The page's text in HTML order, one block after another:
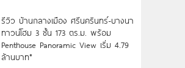
รีวิว บ้านกลางเมือง ศรีนครินทร์-บางนา
ทาวน์โฮม 3 ชั้น 173 ตร.ม. พร้อม
Penthouse Panoramic View เริ่ม 4.79
ล้านบาท*